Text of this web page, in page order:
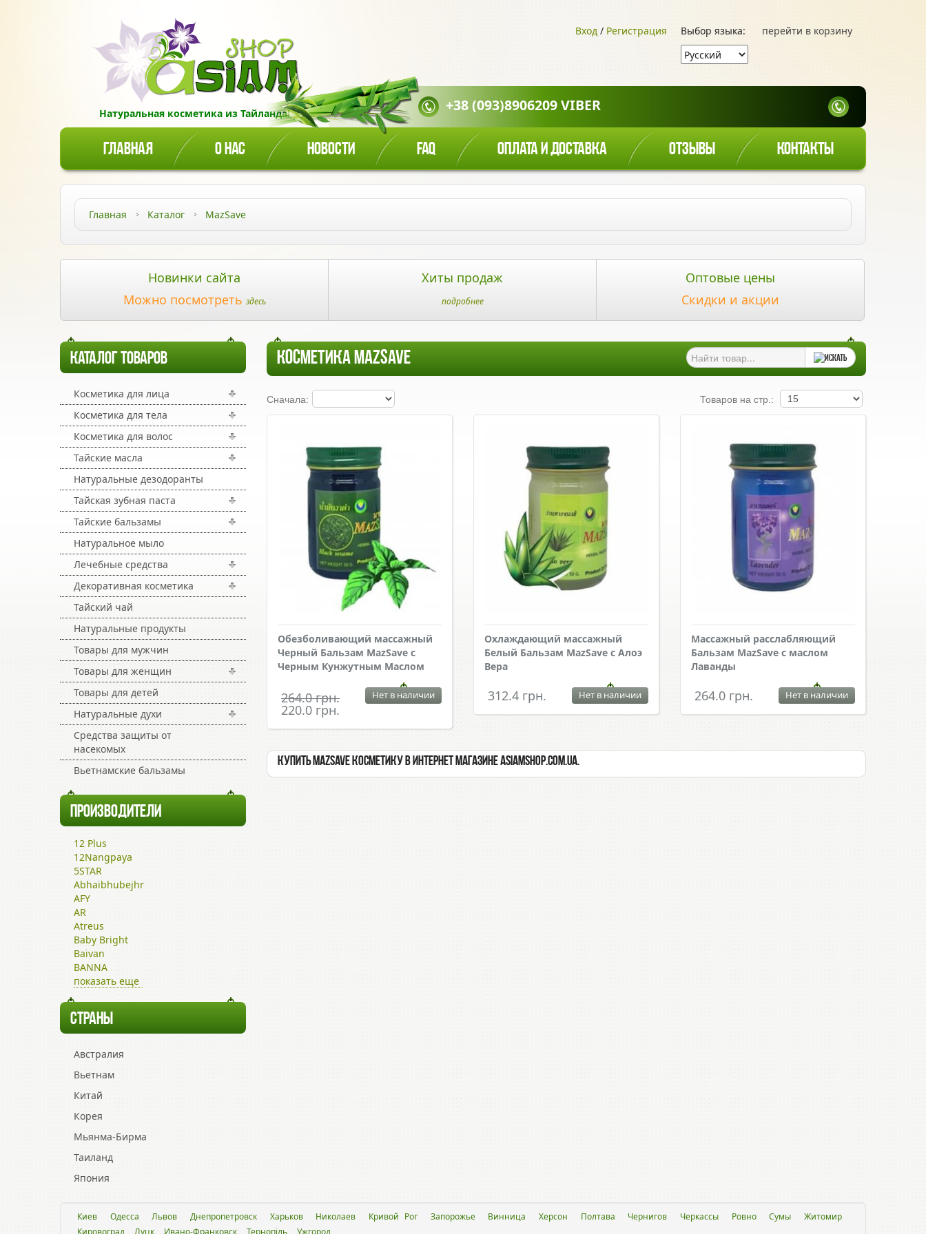
Натуральная косметика из Тайланда!
перейти в корзину
Выбор языка:
Вход / Регистрация
+38 (093)8906209 VIBER
ГЛАВНАЯ О НАС НОВОСТИ FAQ ОПЛАТА И ДОСТАВКА ОТЗЫВЫ КОНТАКТЫ
Главная Каталог MazSave
Новинки сайта
Можно посмотреть здесь
Хиты продаж
подробнее
Оптовые цены
Скидки и акции
КАТАЛОГ ТОВАРОВ
Косметика для лица
Косметика для тела
Косметика для волос
Тайские масла
Натуральные дезодоранты
Тайская зубная паста
Тайские бальзамы
Натуральное мыло
Лечебные средства
Декоративная косметика
Тайский чай
Натуральные продукты
Товары для мужчин
Товары для женщин
Товары для детей
Натуральные духи
Средства защиты от
насекомых
Вьетнамские бальзамы
ПРОИЗВОДИТЕЛИ
12 Plus
12Nangpaya
5STAR
Abhaibhubejhr
AFY
AR
Atreus
Baby Bright
Baivan
BANNA
показать еще
СТРАНЫ
Австралия
Вьетнам
Китай
Корея
Мьянма-Бирма
Таиланд
Япония
КОСМЕТИКА MAZSAVE
Сначала: Товаров на стр.:
Обезболивающий массажный
Черный Бальзам MazSave с
Черным Кунжутным Маслом
264.0 грн.
220.0 грн.
Нет в наличии
Охлаждающий массажный
Белый Бальзам MazSave с Алоэ
Вера
312.4 грн. Нет в наличии
Массажный расслабляющий
Бальзам MazSave с маслом
Лаванды
264.0 грн. Нет в наличии
Купить MazSave косметику в интернет магазине Asiamshop.com.ua.
Киев Одесса Львов Днепропетровск Харьков Николаев Кривой Рог Запорожье Винница Херсон Полтава Чернигов Черкассы Ровно Сумы
Житомир
Кировоград
Луцк Ивано-Франковск Тернопіль Ужгород